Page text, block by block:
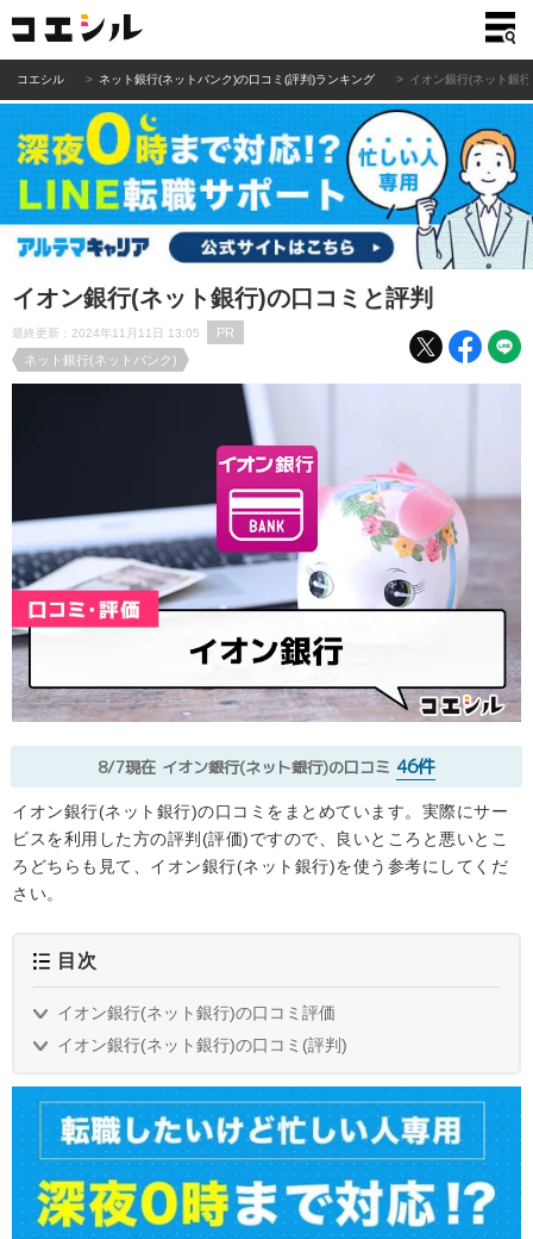
コエシル ネット銀行(ネットバンク)の口コミ(評判)ランキング イオン銀行(ネット銀
イオン銀行(ネット銀行)の口コミと評判
最終更新：2024年11月11日 13:05
PR
ネット銀行(ネットバンク)
8/7現在 イオン銀行(ネット銀行)の口コミ 46件
イオン銀行(ネット銀行)の口コミをまとめています。実際にサー
ビスを利用した方の評判(評価)ですので、良いところと悪いとこ
ろどちらも見て、イオン銀行(ネット銀行)を使う参考にしてくだ
さい。
目次
イオン銀行(ネット銀行)の口コミ評価
イオン銀行(ネット銀行)の口コミ(評判)